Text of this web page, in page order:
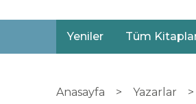
Yeniler Tüm
Anasayfa > Yazarlar >